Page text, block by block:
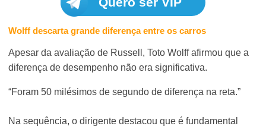
Wolff descarta grande diferença entre os carros
Apesar da avaliação de Russell, Toto Wolff afirmou que a
diferença de desempenho não era significativa.
“Foram 50 milésimos de segundo de diferença na reta.”
Na sequência, o dirigente destacou que é fundamental